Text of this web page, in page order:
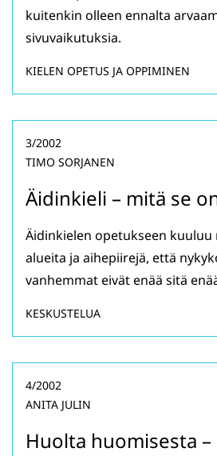
kuitenkin olleen ennalta
sivuvaikutuksia.
KIELEN OPETUS JA OPPIMINEN
Äidinkieli – mitä se
3/2002
TIMO SORJANEN
Äidinkielen opetukseen kuuluu
alueita ja aihepiirejä, että
vanhemmat eivät enää sitä
KESKUSTELUA
Huolta huomisesta
4/2002
ANITA JULIN